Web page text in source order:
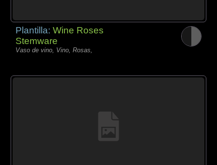
Plantilla:Wine Roses
Stemware
Vaso de vino, Vino, Rosas,